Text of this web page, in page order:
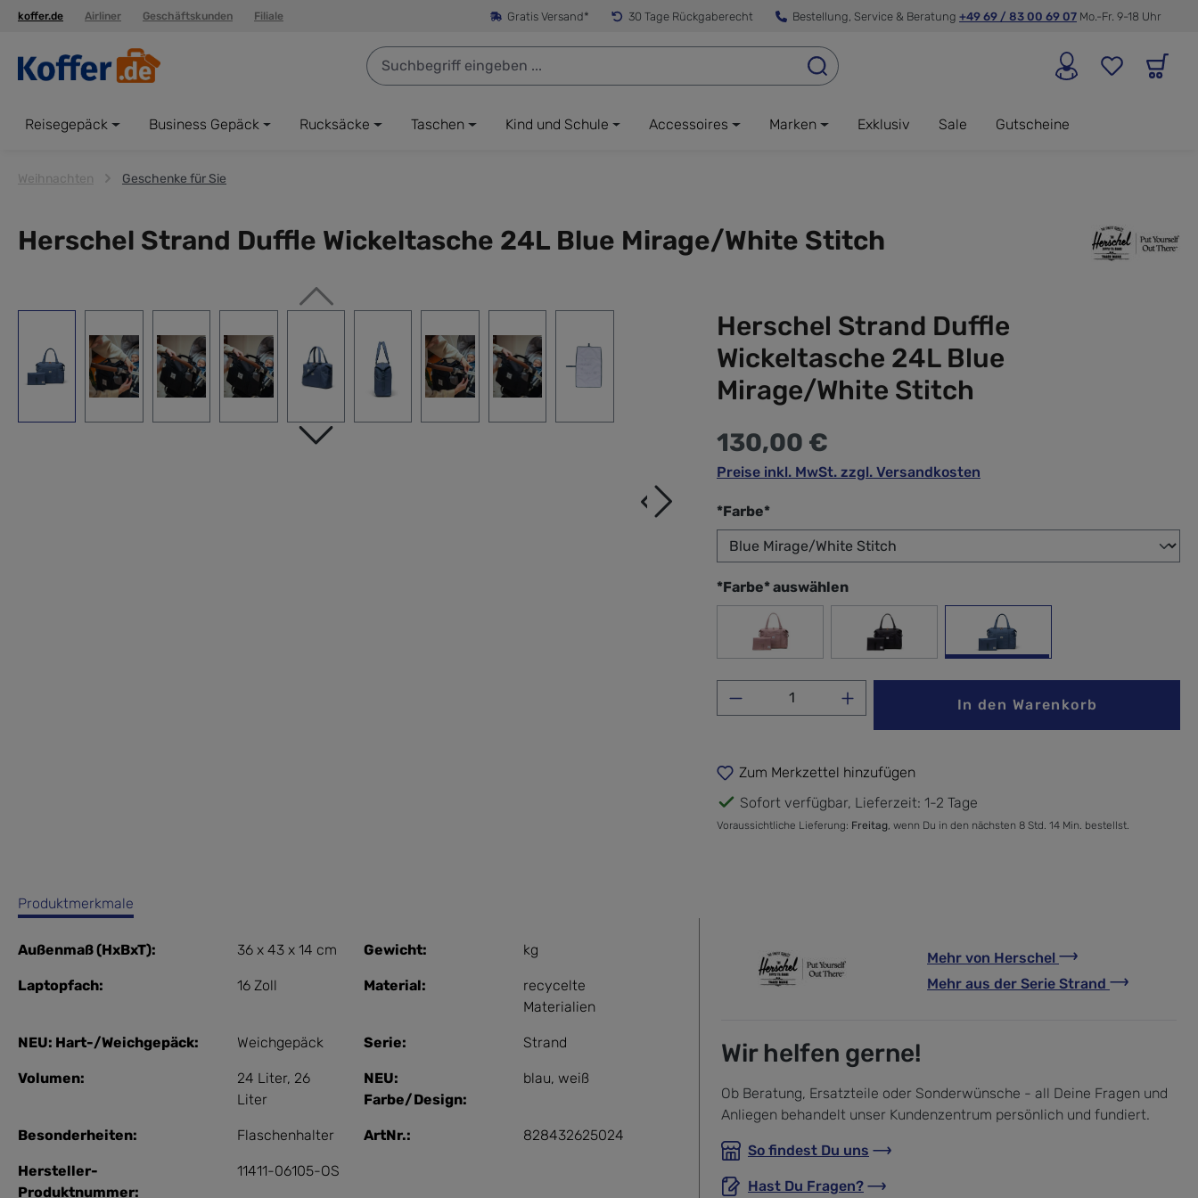
Zur Hauptnavigation springen
koffer.de Airliner Geschäftskunden Filiale Gratis Versand* 30 Tage Rückgaberecht Bestellung, Service & Beratung +49 69 / 83 00 69 07 Mo.-Fr. 9-18 Uhr
Reisegepäck Business Gepäck Rucksäcke Taschen Kind und Schule Accessoires Marken Exklusiv Sale Gutscheine
Weihnachten Geschenke für Sie
Herschel Strand Duffle Wickeltasche 24L Blue Mirage/White Stitch
Herschel Strand Duffle
Wickeltasche 24L Blue
Mirage/White Stitch
130,00 €
Preise inkl. MwSt. zzgl. Versandkosten
*Farbe*auswählen
*Farbe* auswählen
Ash Rose Black Blue Mirage/White Stitch
Produkt Anzahl: Gib den gewünschten Wert ein
In den Warenkorb
Zum Merkzettel hinzufügen
Sofort verfügbar, Lieferzeit: 1-2 Tage
Voraussichtliche Lieferung: Freitag , wenn Du in den nächsten 8 Std. 14 Min. bestellst.
Produktmerkmale
Außenmaß (HxBxT): 36 x 43 x 14 cm Gewicht: kg
Laptopfach: 16 Zoll Material:
recycelte
Materialien
NEU: Hart-/Weichgepäck: Weichgepäck Serie: Strand
Volumen: 24 Liter, 26
Liter
NEU:
Farbe/Design:
blau, weiß
Besonderheiten: Flaschenhalter ArtNr.: 828432625024
Hersteller-
Produktnummer:
11411-06105-OS
Mehr von Herschel
Mehr aus der Serie Strand
Wir helfen gerne!
Ob Beratung, Ersatzteile oder Sonderwünsche - all Deine Fragen und
Anliegen behandelt unser Kundenzentrum persönlich und fundiert.
So findest Du uns
Hast Du Fragen?